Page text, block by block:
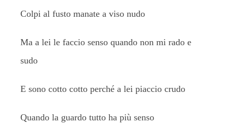
Colpi al fusto manate a viso nudo
Ma a lei le faccio senso quando non mi rado e
sudo
E sono cotto cotto perché a lei piaccio crudo
Quando la guardo tutto ha più senso